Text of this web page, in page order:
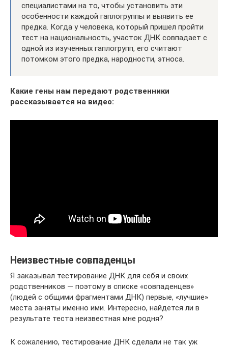
специалистами на то, чтобы установить эти
особенности каждой гаплогруппы и выявить ее
предка. Когда у человека, который пришел пройти
тест на национальность, участок ДНК совпадает с
одной из изученных гаплогрупп, его считают
потомком этого предка, народности, этноса.
Какие гены нам передают родственники
рассказывается на видео:
Неизвестные совпаденцы
Я заказывал тестирование ДНК для себя и своих
родственников — поэтому в списке «совпаденцев»
(людей с общими фрагментами ДНК) первые, «лучшие»
места заняты именно ими. Интересно, найдется ли в
результате теста неизвестная мне родня?
К сожалению, тестирование ДНК сделали не так уж